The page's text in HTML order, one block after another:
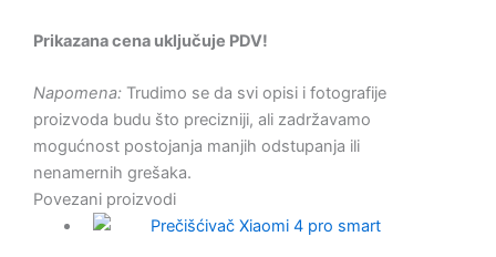
Prikazana cena uključuje PDV!
Napomena: Trudimo se da svi opisi i fotografije
proizvoda budu što precizniji, ali zadržavamo
mogućnost postojanja manjih odstupanja ili
nenamernih grešaka.
Povezani proizvodi